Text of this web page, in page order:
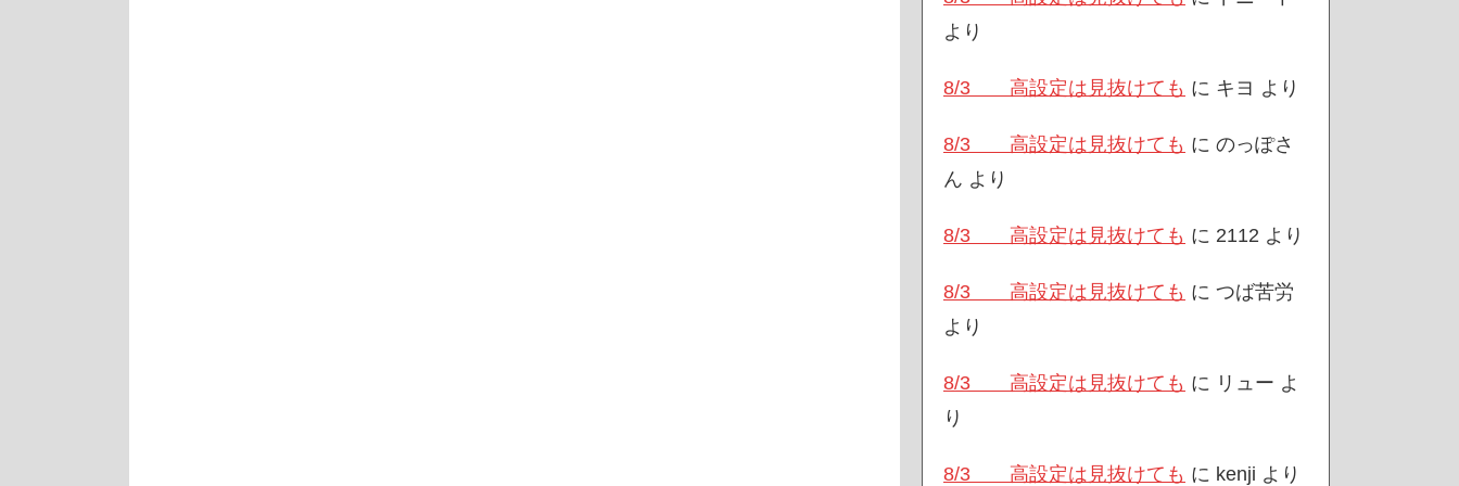
より
8/3 高設定は見抜けても に キヨ より
8/3 高設定は見抜けても に のっぽさ
ん より
8/3 高設定は見抜けても に 2112 より
8/3 高設定は見抜けても に つば苦労
より
8/3 高設定は見抜けても に リュー よ
り
8/3 高設定は見抜けても に kenji より